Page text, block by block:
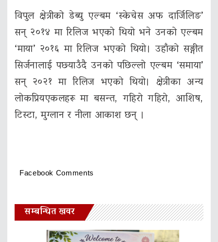
विपुल क्षेत्रीको डेब्यु एल्बम ‘स्केचेस अफ दार्जिलिङ’
सन् २०१४ मा रिलिज भएको थियो भने उनको एल्बम
‘माया’ २०१६ मा रिलिज भएको थियो। उहाँको सङ्गीत
सिर्जनालाई पछ्याउँदै उनको पछिल्लो एल्बम ‘समाया’
सन् २०२१ मा रिलिज भएको थियो। क्षेत्रीका अन्य
लोकप्रियएकलहरू मा बसन्त, गहिरो गहिरो, आशिष,
टिस्टा, मुग्लान र नीला आकाश छन् ।
Facebook Comments
सम्बन्धित खवर